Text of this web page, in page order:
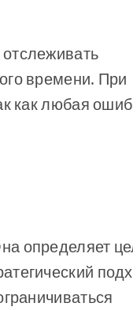
времени. При
как любая
определяет